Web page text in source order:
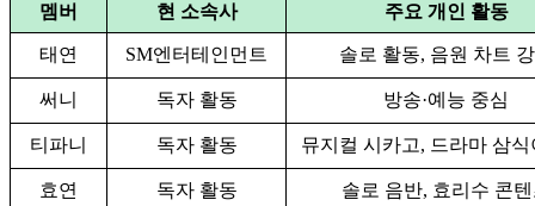
멤버 현 소속사 주요 개인 활동
태연 SM엔터테인먼트 솔로 활동, 음원 차트
써니 독자 활동 방송·예능 중심
티파니 독자 활동 뮤지컬 시카고, 드라마 삼식
효연 독자 활동 솔로 음반, 효리수 콘